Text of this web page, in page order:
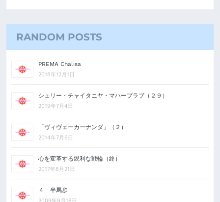
RANDOM POSTS
PREMA Chalisa
2018年12月1日
シュリー・チャイタニヤ・マハープラブ（２９）
2019年7月4日
「ヴィヴェーカーナンダ」（２）
2014年7月6日
心を変革する鋭利な戦輪（終）
2017年8月21日
４ 半馬歩
2009年9月18日